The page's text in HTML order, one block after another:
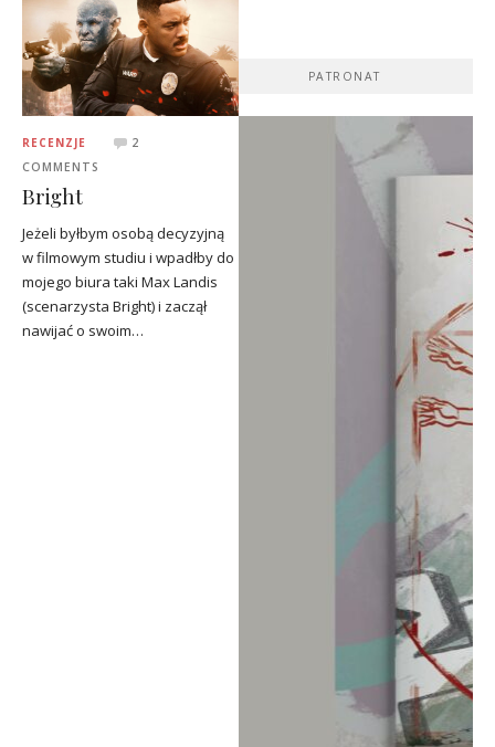
RECENZJE
2
COMMENTS
Bright
Jeżeli byłbym osobą decyzyjną
w filmowym studiu i wpadłby do
mojego biura taki Max Landis
(scenarzysta Bright) i zaczął
nawijać o swoim…
PATRONAT